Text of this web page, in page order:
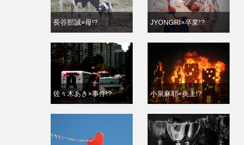
長谷部誠×母!? JYONGRI×卒業!?
佐々木あき×事件!? 小泉麻耶×炎上!?